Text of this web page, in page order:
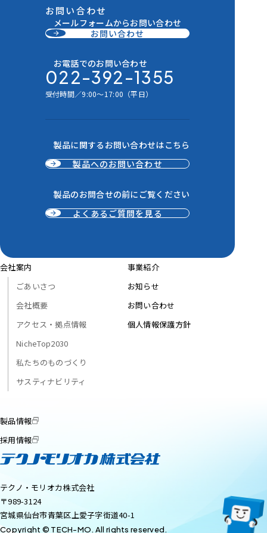
お問い合わせ
メールフォームからお問い合わせ
お問い合わせ
お電話でのお問い合わせ
022-392-1355
受付時間／9:00～17:00（平日）
製品に関するお問い合わせはこちら
製品へのお問い合わせ
製品のお問合せの前にご覧ください
よくあるご質問を見る
会社案内
ごあいさつ
会社概要
アクセス・拠点情報
NicheTop2030
私たちのものづくり
サスティナビリティ
事業紹介
お知らせ
お問い合わせ
個人情報保護方針
製品情報
採用情報
テクノ・モリオカ株式会社
〒989-3124
宮城県仙台市青葉区上愛子字街道40-1
Copyright © TECH-MO. All rights reserved.